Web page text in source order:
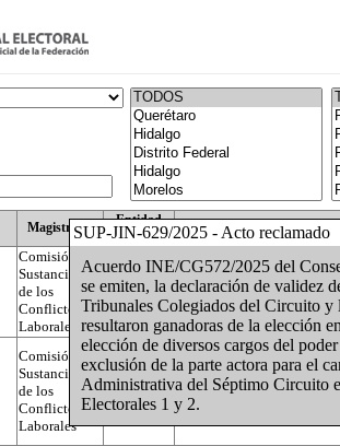
SUP-JIN-629/2025 - Acto reclamado
Acuerdo INE/CG572/2025 del
se emiten, la declaración de validez
Tribunales Colegiados del Circuito y
resultaron ganadoras de la elección
elección de diversos cargos del
exclusión de la parte actora para el
Administrativa del Séptimo Circuito
Electorales 1 y 2.
Magistrado
Entidad
Federativa
Comisión
Sustanciadora
de los
Conflictos
Laborales
Federal Juan José Serrato Velasco
Comisión
Sustanciadora
de los
Conflictos
Laborales
Federal José Luis Muñoz Zambrano